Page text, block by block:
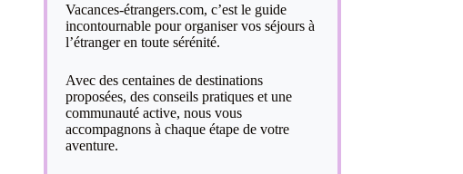
Vacances-étrangers.com, c’est le guide
incontournable pour organiser vos séjours à
l’étranger en toute sérénité.
Avec des centaines de destinations
proposées, des conseils pratiques et une
communauté active, nous vous
accompagnons à chaque étape de votre
aventure.